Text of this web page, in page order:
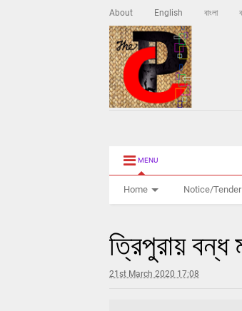
About English বাংলা
MENU
Home Notice/Tender
ত্রিপুরায় বন্ধ
21st March 2020 17:08